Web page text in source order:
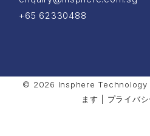
+65 62330488
© 2026 Insphere Technology
ます | プライバ